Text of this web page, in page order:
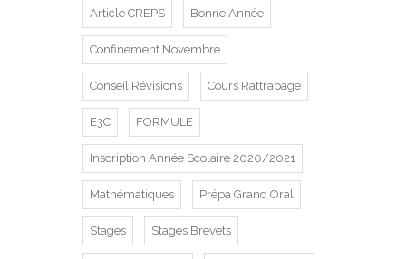
Article CREPS Bonne Année
Confinement Novembre
Conseil Révisions Cours Rattrapage
E3C FORMULE
Inscription Année Scolaire 2020/2021
Mathématiques Prépa Grand Oral
Stages Stages Brevets